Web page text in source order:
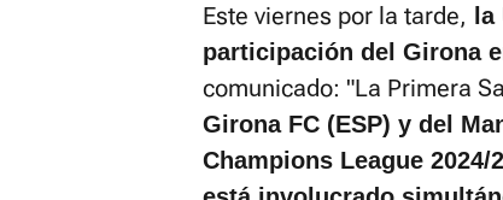
Este viernes por la tarde,
participación del Girona
comunicado: "La Primera
Girona FC (ESP) y del
Champions League 2024/